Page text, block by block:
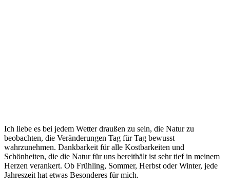
Ich liebe es bei jedem Wetter draußen zu sein, die Natur zu
beobachten, die Veränderungen Tag für Tag bewusst
wahrzunehmen. Dankbarkeit für alle Kostbarkeiten und
Schönheiten, die die Natur für uns bereithält ist sehr tief in meinem
Herzen verankert. Ob Frühling, Sommer, Herbst oder Winter, jede
Jahreszeit hat etwas Besonderes für mich.